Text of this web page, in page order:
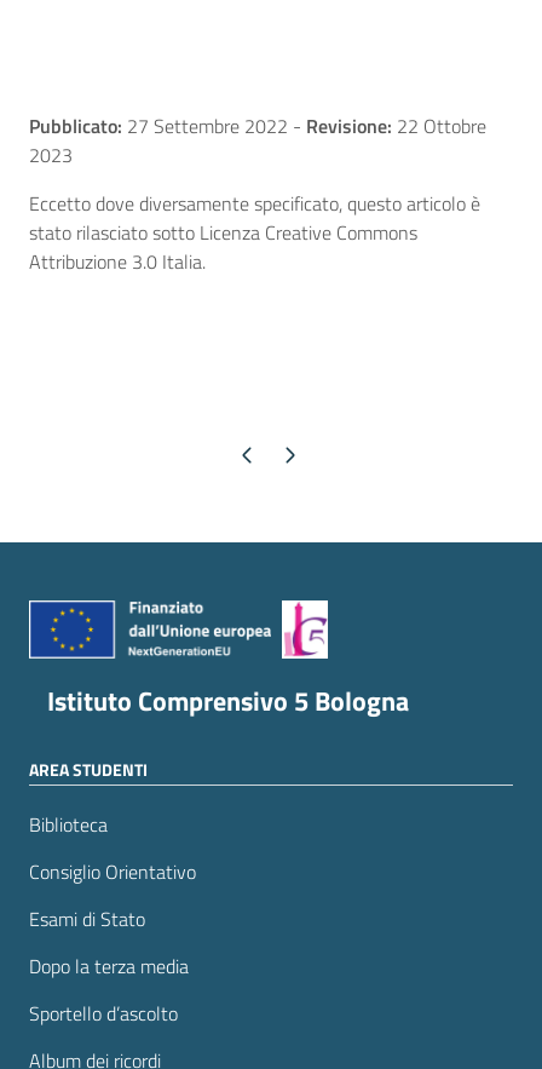
Pubblicato: 27 Settembre 2022 - Revisione: 22 Ottobre
2023
Eccetto dove diversamente specificato, questo articolo è
stato rilasciato sotto Licenza Creative Commons
Attribuzione 3.0 Italia.
Pagina precedente
Pagina successiva
Istituto Comprensivo 5 Bologna
AREA STUDENTI
Biblioteca
Consiglio Orientativo
Esami di Stato
Dopo la terza media
Sportello d’ascolto
Album dei ricordi